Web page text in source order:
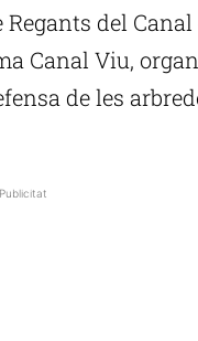
del Canal
Canal Viu,
de les
Publicitat